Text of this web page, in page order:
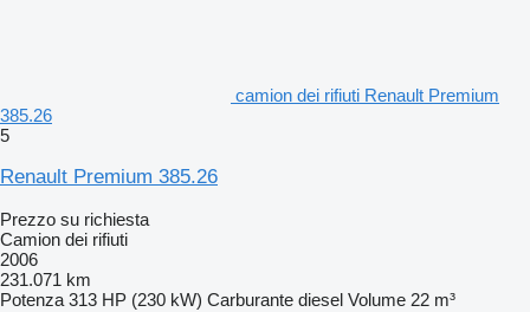
camion dei rifiuti Renault Premium
385.26
5
Renault Premium 385.26
Prezzo su richiesta
Camion dei rifiuti
2006
231.071 km
Potenza 313 HP (230 kW) Carburante diesel Volume 22 m³